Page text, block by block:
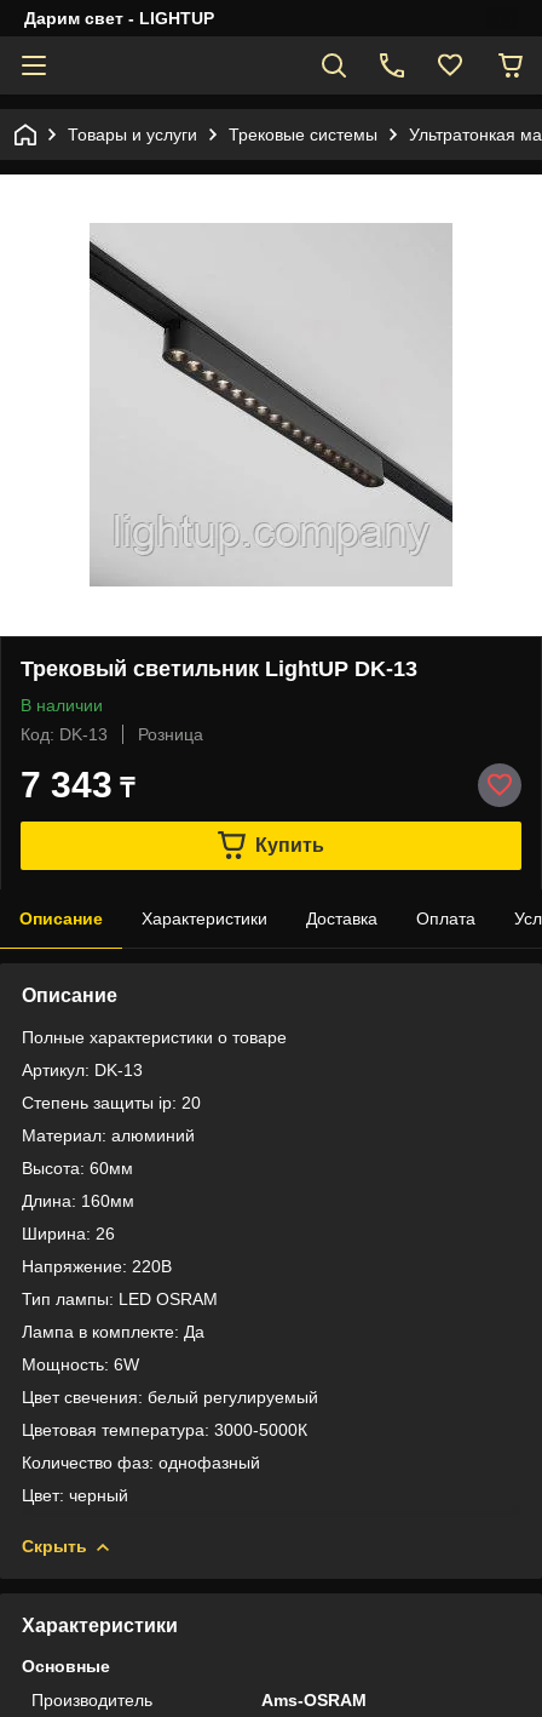
Дарим свет - LIGHTUP
Товары и услуги Трековые системы Ультратонкая
Трековый светильник LightUP DK-13
В наличии
Код: DK-13
Розница
7 343 ₸
Купить
Описание Характеристики Доставка Оплата
Описание
Полные характеристики о товаре
Артикул: DK-13
Степень защиты ip: 20
Материал: алюминий
Высота: 60мм
Длина: 160мм
Ширина: 26
Напряжение: 220В
Тип лампы: LED OSRAM
Лампа в комплекте: Да
Мощность: 6W
Цвет свечения: белый регулируемый
Цветовая температура: 3000-5000К
Количество фаз: однофазный
Цвет: черный
Скрыть
Характеристики
Основные
Производитель
Ams-OSRAM